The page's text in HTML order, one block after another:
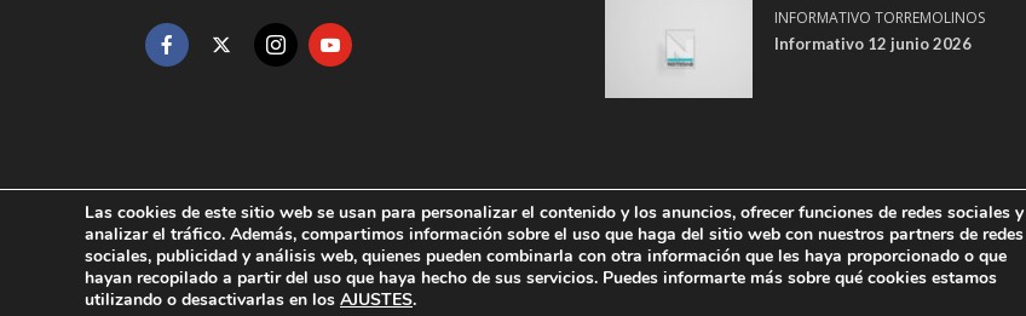
INFORMATIVO TORREMOLINOS
Informativo 12 junio 2026
DESARROLLADO POR:WEBSITES MÁLAGA|AVISO LEGAL |POLÍTICA DE PRIVACIDAD|POLÍTICA DE COOKIES|REGISTRO
AYUNTAMIENTO DE TORREMOLINOS Y AYUNTAMIENTO DE ALHAURÍN DE LA TORRE - DIRECCIÓN: PLAZA BLAS INFANTE, 1,
DPTOPUBLI@TORREMOLINOSTV.COM- CONSEJO AUDIOVISUAL DE ANDALUCÍA COMO ÓRGANO SUPERVISOR DE
Las cookies de este sitio web se usan para personalizar el contenido y los anuncios, ofrecer funciones de redes sociales y
analizar el tráfico. Además, compartimos información sobre el uso que haga del sitio web con nuestros partners de redes
sociales, publicidad y análisis web, quienes pueden combinarla con otra información que les haya proporcionado o que
hayan recopilado a partir del uso que haya hecho de sus servicios. Puedes informarte más sobre qué cookies estamos
utilizando o desactivarlas en los AJUSTES.